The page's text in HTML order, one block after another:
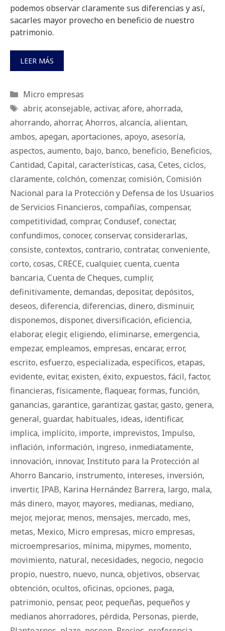
podemos observar claramente sus diferencias y así,
sacarles mayor provecho en beneficio de nuestro
patrimonio.
LEER MÁS
Categorías
Micro empresas
Etiquetas
abrir, aconsejable, activar, afore, ahorrada,
ahorrando, ahorrar, Ahorros, alcancía, alientan,
ambos, apegan, aportaciones, apoyo, asesoría,
aspectos, aumento, bajo, banco, beneficio, Beneficios,
Cantidad, Capital, características, casa, Cetes, ciclos,
claramente, colchón, comenzar, comisión, Comisión
Nacional para la Protección y Defensa de los Usuarios
de Servicios Financieros, compañías, compensar,
competitividad, comprar, Condusef, conectar,
confundimos, conocer, conservar, considerarlas,
consiste, contextos, contrario, contratar, conveniente,
corto, cosas, CRECE, cualquier, cuenta, cuenta
bancaria, Cuenta de Cheques, cumplir,
definitivamente, demandas, depositar, depósitos,
deseos, diferencia, diferencias, dinero, disminuir,
disponemos, disponer, diversificación, eficiencia,
elaborar, elegir, eligiendo, eliminarse, emergencia,
empezar, empleamos, empresas, encarar, error,
escrito, esfuerzo, especializada, específicos, etapas,
evidente, evitar, existen, éxito, expuestos, fácil, factor,
financieras, físicamente, flaquear, formas, función,
ganancias, garantice, garantizar, gastar, gasto, genera,
general, guardar, habituales, ideas, identificar,
implica, implícito, importe, imprevistos, Impulso,
inflación, información, ingreso, inmediatamente,
innovación, innovar, Instituto para la Protección al
Ahorro Bancario, instrumento, intereses, inversión,
invertir, IPAB, Karina Hernández Barrera, largo, mala,
más dinero, mayor, mayores, medianas, mediano,
mejor, mejorar, menos, mensajes, mercado, mes,
metas, Mexico, Micro empresas, micro empresas,
microempresarios, mínima, mipymes, momento,
movimiento, natural, necesidades, negocio, negocio
propio, nuestro, nuevo, nunca, objetivos, observar,
obtención, ocultos, oficinas, opciones, paga,
patrimonio, pensar, peor, pequeñas, pequeños y
medianos ahorradores, pérdida, Personas, pierde,